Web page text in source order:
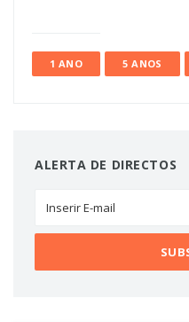
1 ANO 5 ANOS
ALERTA DE DIRECTOS